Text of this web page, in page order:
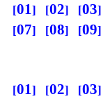
01 02 03
07
08 09
01 02 03